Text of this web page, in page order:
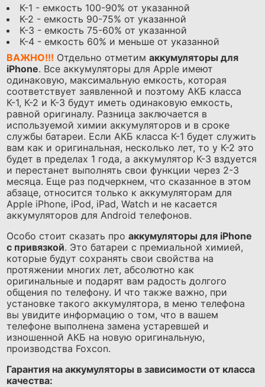
К-1 - емкость 100-90% от указанной
К-2 - емкость 90-75% от указанной
К-3 - емкость 75-60% от указанной
К-4 - емкость 60% и меньше от указанной
ВАЖНО!!! Отдельно отметим аккумуляторы для
iPhone. Все аккумуляторы для Apple имеют
одинаковую, максимальную емкость, которая
соответствует заявленной и поэтому АКБ класса
К-1, К-2 и К-3 будут иметь одинаковую емкость,
равной оригиналу. Разница заключается в
используемой химии аккумуляторов и в сроке
службы батареи. Если АКБ класса К-1 будет служить
вам как и оригинальная, несколько лет, то у К-2 это
будет в пределах 1 года, а аккумулятор К-3 вздуется
и перестанет выполнять свои функции через 2-3
месяца. Еще раз подчеркнем, что сказанное в этом
абзаце, относится только к аккумуляторам для
Apple iPhone, iPod, iPad, Watch и не касается
аккумуляторов для Android телефонов.
Особо стоит сказать про аккумуляторы для iPhone
с привязкой. Это батареи с премиальной химией,
которые будут сохранять свои свойства на
протяжении многих лет, абсолютно как
оригинальные и подарят вам радость долгого
общения по телефону. И что также важно, при
установке такого аккумулятора, в меню телефона
вы увидите информацию о том, что в вашем
телефоне выполнена замена устаревшей и
изношенной АКБ на новую оригинальную,
производства Foxcon.
Гарантия на аккумуляторы в зависимости от класса
качества: